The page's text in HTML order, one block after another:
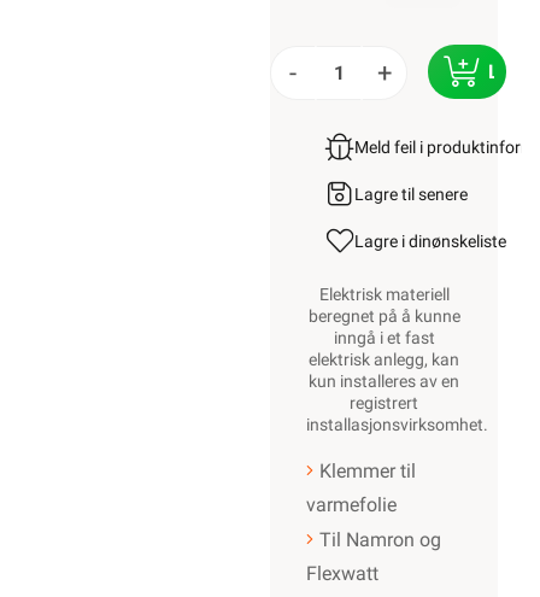
- +
Meld feil i
Lagre til senere
Lagre i dinønskeliste
Elektrisk materiell
beregnet på å kunne
inngå i et fast
elektrisk anlegg, kan
kun installeres av en
registrert
installasjonsvirksomhet.
Klemmer til
varmefolie
Til Namron og
Flexwatt